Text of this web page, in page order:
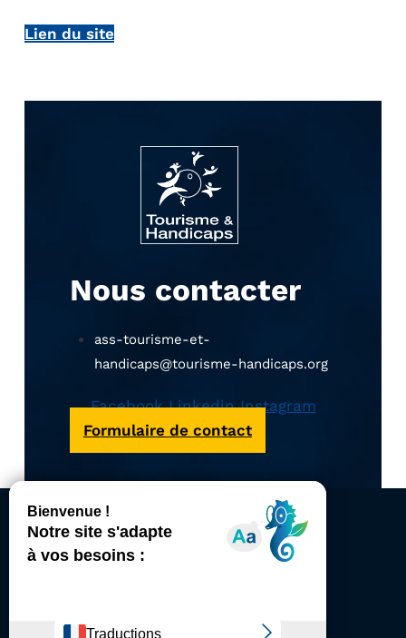
Lien du site
Nous contacter
ass-tourisme-et-
handicaps@tourisme-handicaps.org
Facebook Linkedin Instagram
Formulaire de contact
ACCESSIBILITÉ
REVUE DE PRESSE
PLAN DU SITE